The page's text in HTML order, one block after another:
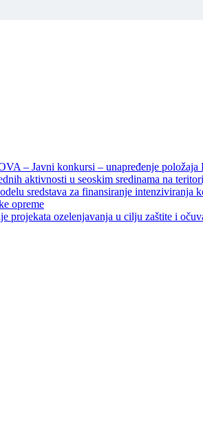
Javni konkursi – unapređenje položaja
aktivnosti u seoskim sredinama na
za finansiranje intenziviranja
opreme
ozelenjavanja u cilju zaštite i